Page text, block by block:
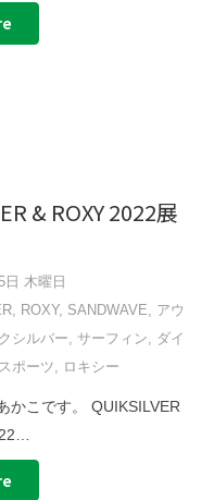
& ROXY 2022展
日 木曜日
, ROXY, SANDWAVE, アウ
シルバー, サーフィン, ダイ
ポーツ, ロキシー
かこです。 QUIKSILVER